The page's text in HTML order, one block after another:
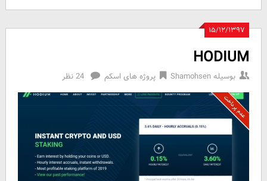
۱۵/۱۲/۱۳۹۷
HODIUM
بوسیلهShamohsen پروژه های اسکم 24 نظر